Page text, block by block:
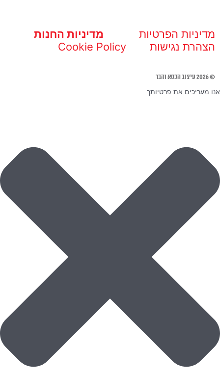
מדיניות הפרטיות
מדיניות החנות
הצהרת נגישות
Cookie Policy
© 2026 עיצוב הכסא והבר
אנו מעריכים את פרטיותך